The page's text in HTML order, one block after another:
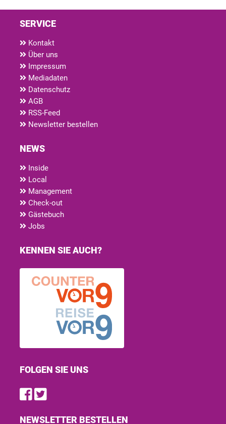
SERVICE
Kontakt
Über uns
Impressum
Mediadaten
Datenschutz
AGB
RSS-Feed
Newsletter bestellen
NEWS
Inside
Local
Management
Check-out
Gästebuch
Jobs
KENNEN SIE AUCH?
FOLGEN SIE UNS
Find us on Facebook
Follow us on Twitter
NEWSLETTER BESTELLEN